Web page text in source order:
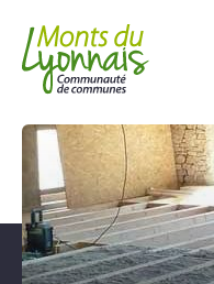
Votre collectivité
Auquotidien